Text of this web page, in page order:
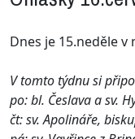
Dnes je 15.neděle v
V tomto týdnu si
po: bl. Česlava a sv.
čt: sv. Apolináře,